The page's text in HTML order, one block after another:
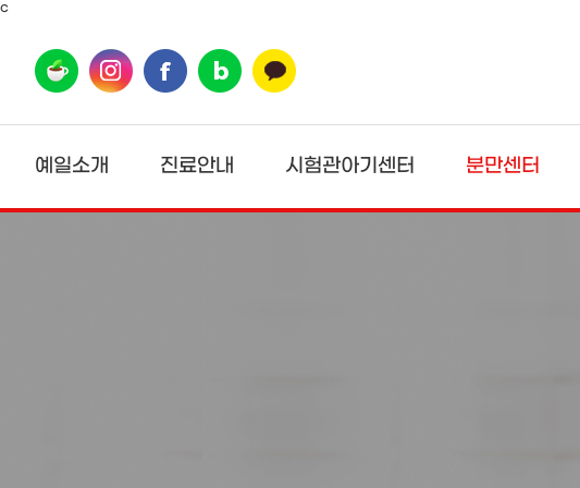
c
예일소개 진료안내 시험관아기센터 분만센터